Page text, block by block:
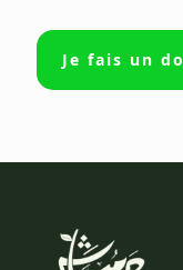
Je fais un